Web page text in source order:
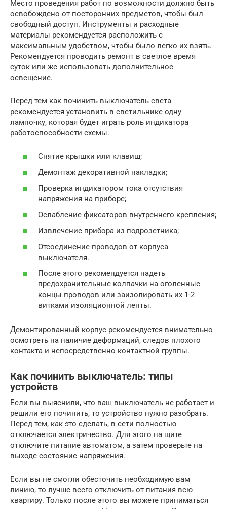
Место проведения работ по возможности должно быть
освобождено от посторонних предметов, чтобы был
свободный доступ. Инструменты и расходные
материалы рекомендуется расположить с
максимальным удобством, чтобы было легко их взять.
Рекомендуется проводить ремонт в светлое время
суток или же использовать дополнительное
освещение.
Перед тем как починить выключатель света
рекомендуется установить в светильнике одну
лампочку, которая будет играть роль индикатора
работоспособности схемы.
Снятие крышки или клавиш;
Демонтаж декоративной накладки;
Проверка индикатором тока отсутствия
напряжения на приборе;
Ослабление фиксаторов внутреннего крепления;
Извлечение прибора из подрозетника;
Отсоединение проводов от корпуса
выключателя.
После этого рекомендуется надеть
предохранительные колпачки на оголенные
концы проводов или заизолировать их 1-2
витками изоляционной ленты.
Демонтированный корпус рекомендуется внимательно
осмотреть на наличие деформаций, следов плохого
контакта и непосредственно контактной группы.
Как починить выключатель: типы
устройств
Если вы выяснили, что ваш выключатель не работает и
решили его починить, то устройство нужно разобрать.
Перед тем, как это сделать, в сети полностью
отключается электричество. Для этого на щите
отключите питание автоматом, а затем проверьте на
выходе состояние напряжения.
Если вы не смогли обесточить необходимую вам
линию, то лучше всего отключить от питания всю
квартиру. Только после этого вы можете приниматься